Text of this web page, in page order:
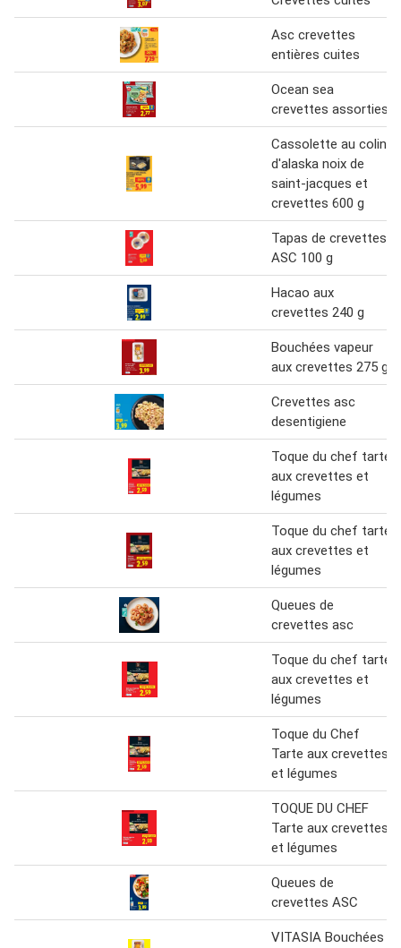
Asc crevettes
entières cuites
Ocean sea
crevettes assorties
Cassolette au colin
d'alaska noix de
saint-jacques et
crevettes 600 g
Tapas de crevettes
ASC 100 g
Hacao aux
crevettes 240 g
Bouchées vapeur
aux crevettes 275 g
Crevettes asc
desentigiene
Toque du chef tarte
aux crevettes et
légumes
Toque du chef tarte
aux crevettes et
légumes
Queues de
crevettes asc
Toque du chef tarte
aux crevettes et
légumes
Toque du Chef
Tarte aux crevettes
et légumes
TOQUE DU CHEF
Tarte aux crevettes
et légumes
Queues de
crevettes ASC
VITASIA Bouchées